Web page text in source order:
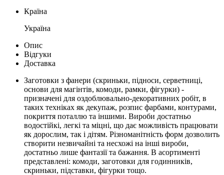
Країна
Україна
Опис
Відгуки
Доставка
Заготовки з фанери (скриньки, підноси, серветниці,
основи для магінтів, комоди, рамки, фігурки) -
призначені для оздоблювально-декоративних робіт, в
таких техніках як декупаж, розпис фарбами, контурами,
покриття поталлю та іншими. Вироби достатньо
водостійкі, легкі та міцні, що дає можливість працювати
як дорослим, так і дітям. Різноманітність форм дозволить
створити незвичайні та несхожі на інші вироби,
достатньо лише фантазії та бажання. В асортименті
представлені: комоди, заготовки для годинників,
скриньки, підставки, фігурки тощо.